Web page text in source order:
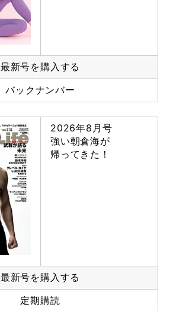
最新号を購入する
バックナンバー
2026年8月号
強い朝倉海が
帰ってきた！
最新号を購入する
定期購読